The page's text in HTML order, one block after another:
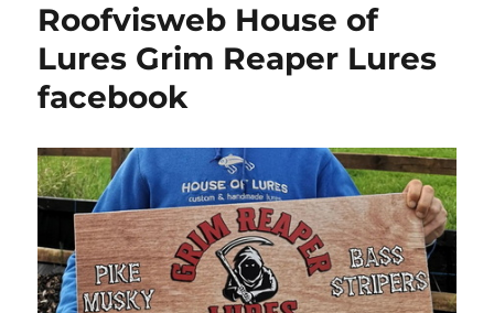
Roofvisweb House of
Lures Grim Reaper Lures
facebook